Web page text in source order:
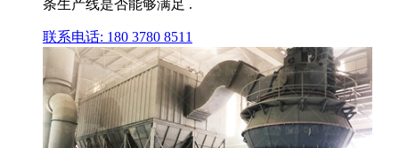
条生产线是否能够满足 .
联系电话: 180 3780 8511